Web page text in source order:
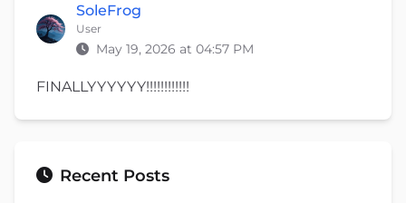
SoleFrog
User
May 19, 2026 at 04:57 PM
FINALLYYYYYY!!!!!!!!!!!!
Recent Posts